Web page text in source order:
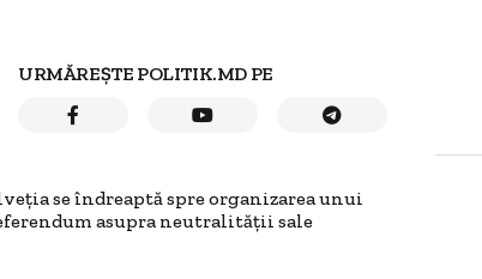
URMĂREȘTE POLITIK.MD PE
se îndreaptă spre organizarea unui
asupra neutralităţii sale